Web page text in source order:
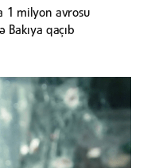
1 milyon avrosu
qaçıb